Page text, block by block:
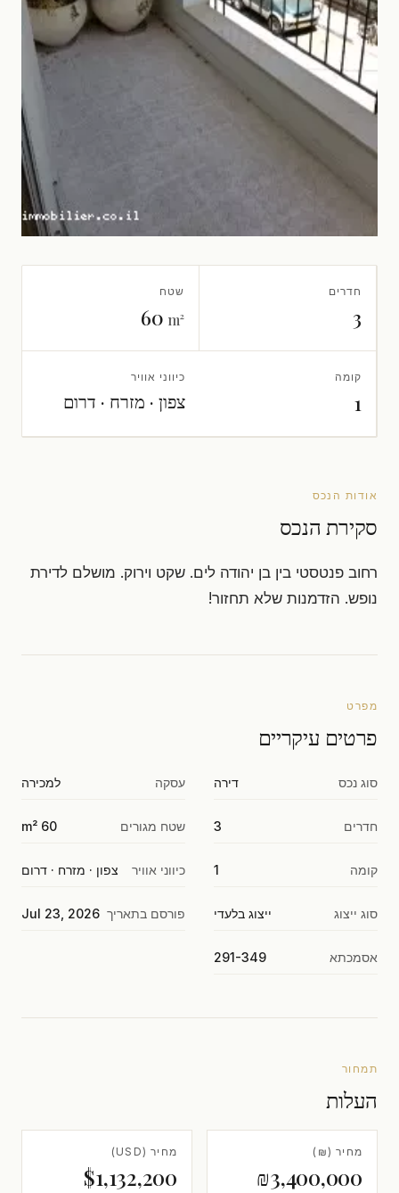
חדרים
3
שטח
60 m²
קומה
1
כיווני אוויר
צפון · מזרח · דרום
אודות הנכס
סקירת הנכס
רחוב פנטסטי בין בן יהודה לים. שקט וירוק. מושלם לדירת
נופש. הזדמנות שלא תחזור!
מפרט
פרטים עיקריים
סוג נכס דירה עסקה למכירה
חדרים 3 שטח מגורים 60 m²
קומה 1 כיווני אוויר צפון · מזרח · דרום
סוג ייצוג ייצוג בלעדי פורסם בתאריך Jul 23, 2026
אסמכתא 291-349
תמחור
העלות
מחיר (₪)
₪3,400,000
מחיר (USD)
$1,132,200